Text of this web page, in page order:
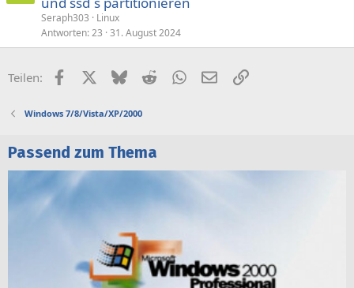
e
Seraph303
Linux
Antworten 23 31. August 2024
Teilen: FacebookX (Twitter)
BlueskyRedditWhatsApp
E-MailLink
Windows 7/8/Vista/XP/2000
Passend zum Thema